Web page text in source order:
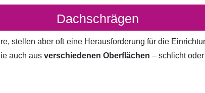
Dachschrägen
stellen aber oft eine Herausforderung für die
auch aus verschiedenen Oberflächen – schlicht